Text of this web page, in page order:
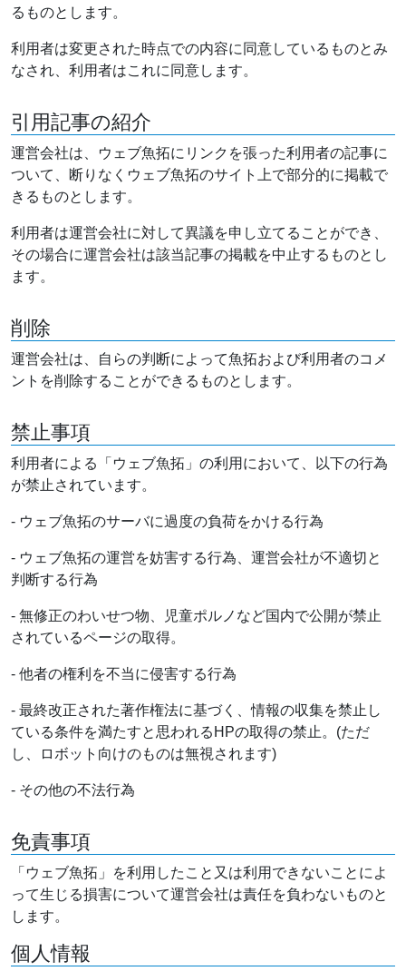
るものとします。
利用者は変更された時点での内容に同意しているものとみ
なされ、利用者はこれに同意します。
引用記事の紹介
運営会社は、ウェブ魚拓にリンクを張った利用者の記事に
ついて、断りなくウェブ魚拓のサイト上で部分的に掲載で
きるものとします。
利用者は運営会社に対して異議を申し立てることができ、
その場合に運営会社は該当記事の掲載を中止するものとし
ます。
削除
運営会社は、自らの判断によって魚拓および利用者のコメ
ントを削除することができるものとします。
禁止事項
利用者による「ウェブ魚拓」の利用において、以下の行為
が禁止されています。
- ウェブ魚拓のサーバに過度の負荷をかける行為
- ウェブ魚拓の運営を妨害する行為、運営会社が不適切と
判断する行為
- 無修正のわいせつ物、児童ポルノなど国内で公開が禁止
されているページの取得。
- 他者の権利を不当に侵害する行為
- 最終改正された著作権法に基づく、情報の収集を禁止し
ている条件を満たすと思われるHPの取得の禁止。(ただ
し、ロボット向けのものは無視されます)
- その他の不法行為
免責事項
「ウェブ魚拓」を利用したこと又は利用できないことによ
って生じる損害について運営会社は責任を負わないものと
します。
個人情報